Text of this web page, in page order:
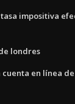
tasa impositiva
londres
cuenta en línea